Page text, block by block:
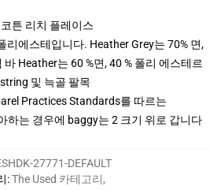
튼 리치 플레이스
리에스테입니다. Heather Grey는 70% 면,
Heather는 60 %면, 40 % 폴리 에스테르
및 늑골 팔목
Practices Standards를 따르는
하는 경우에 baggy는 2 크기 위로 갑니다
27771-DEFAULT
:The Used 카테고리,